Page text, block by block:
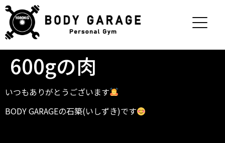
600gの肉
いつもありがとうございます
BODY GARAGEの石築(いしずき)です